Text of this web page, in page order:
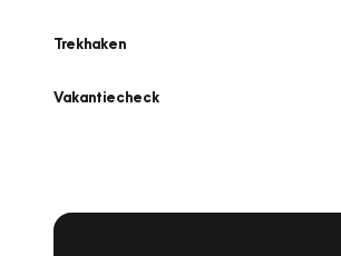
Trekhaken
Vakantiecheck